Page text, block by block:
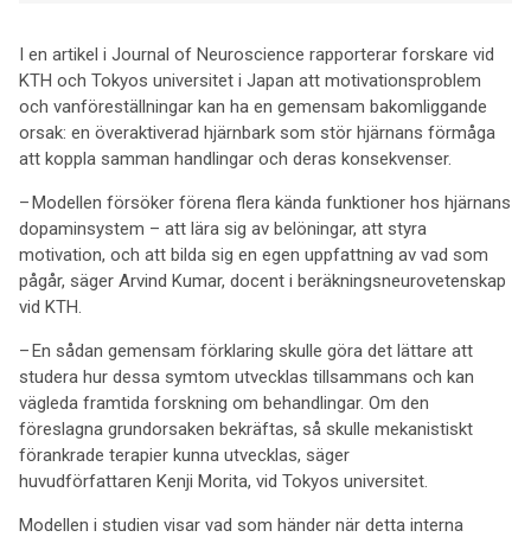
I en artikel i Journal of Neuroscience rapporterar forskare vid
KTH och Tokyos universitet i Japan att motivationsproblem
och vanföreställningar kan ha en gemensam bakomliggande
orsak: en överaktiverad hjärnbark som stör hjärnans förmåga
att koppla samman handlingar och deras konsekvenser.
– Modellen försöker förena flera kända funktioner hos hjärnans
dopaminsystem – att lära sig av belöningar, att styra
motivation, och att bilda sig en egen uppfattning av vad som
pågår, säger Arvind Kumar, docent i beräkningsneurovetenskap
vid KTH.
– En sådan gemensam förklaring skulle göra det lättare att
studera hur dessa symtom utvecklas tillsammans och kan
vägleda framtida forskning om behandlingar. Om den
föreslagna grundorsaken bekräftas, så skulle mekanistiskt
förankrade terapier kunna utvecklas, säger
huvudförfattaren Kenji Morita, vid Tokyos universitet.
Modellen i studien visar vad som händer när detta interna